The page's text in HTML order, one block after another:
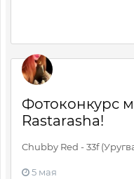
Фотоконкурс
Rastarasha!
Chubby Red - 33f
5 мая